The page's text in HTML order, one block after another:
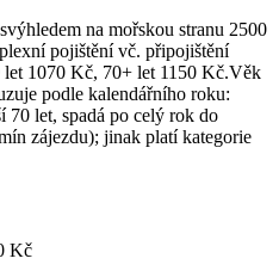
na mořskou stranu 2500
pojištění vč. připojištění
let 1070 Kč, 70+ let 1150 Kč.Věk
podle kalendářního roku:
70 let, spadá po celý rok do
zájezdu); jinak platí kategorie
Kč